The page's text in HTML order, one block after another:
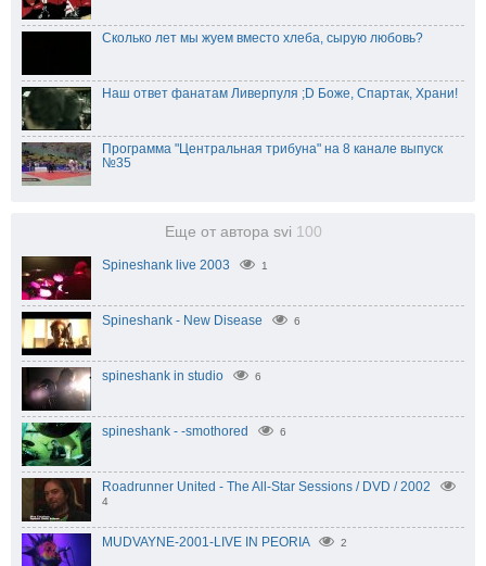
Сколько лет мы жуем вместо хлеба, сырую любовь?
Наш ответ фанатам Ливерпуля ;D Боже, Спартак, Храни!
Программа "Центральная трибуна" на 8 канале выпуск
№35
Еще от автора svi 100
Spineshank live 2003 1
Spineshank - New Disease 6
spineshank in studio 6
spineshank - -smothored 6
Roadrunner United - The All-Star Sessions / DVD / 2002
4
MUDVAYNE-2001-LIVE IN PEORIA 2